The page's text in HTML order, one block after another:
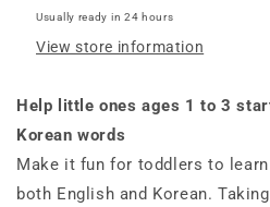
Usually ready in 24 hours
View store information
Help little ones ages 1 to 3
Korean words
Make it fun for toddlers to
both English and Korean.